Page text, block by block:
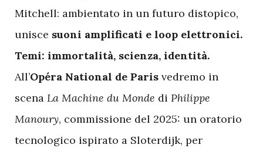
Mitchell: ambientato in un futuro distopico,
unisce suoni amplificati e loop elettronici.
Temi: immortalità, scienza, identità.
All’Opéra National de Paris vedremo in
scena La Machine du Monde di Philippe
Manoury, commissione del 2025: un oratorio
tecnologico ispirato a Sloterdijk, per